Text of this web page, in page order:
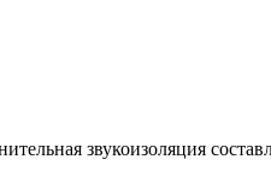
звукоизоляция